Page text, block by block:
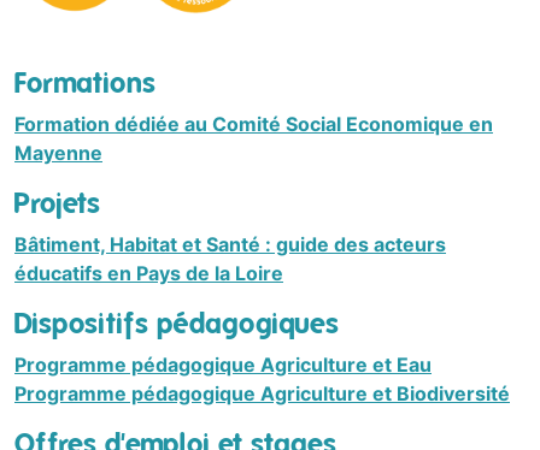
Formations
Formation dédiée au Comité Social Economique en
Mayenne
Projets
Bâtiment, Habitat et Santé : guide des acteurs
éducatifs en Pays de la Loire
Dispositifs pédagogiques
Programme pédagogique Agriculture et Eau
Programme pédagogique Agriculture et Biodiversité